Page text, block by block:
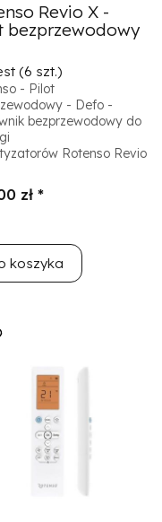
Revio X -
bezprzewodowy
(6 szt.)
- Pilot
- Defo -
bezprzewodowy do
Rotenso Revio
zł *
koszyka